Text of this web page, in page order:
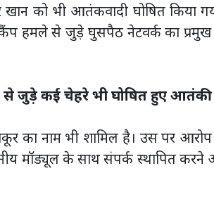
को भी आतंकवादी घोषित किया
कैंप हमले से जुड़े घुसपैठ नेटवर्क का
से जुड़े कई चेहरे भी घोषित हुए आतंकी
का नाम भी शामिल है। उस पर आरोप
मॉड्यूल के साथ संपर्क स्थापित